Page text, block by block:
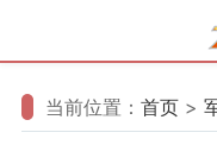
当前位置： 首页 >